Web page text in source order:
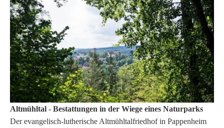
Altmühltal - Bestattungen in der Wiege eines Naturparks
Der evangelisch-lutherische Altmühltalfriedhof in Pappenheim